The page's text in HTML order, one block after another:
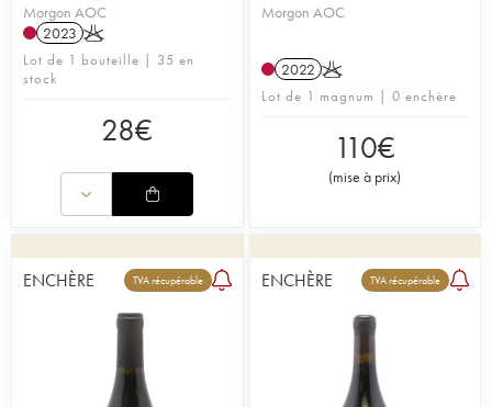
Morgon AOC
2023 K
Lot de 1 bouteille | 35 en
stock
28€
Morgon AOC
2022 K
Lot de 1 magnum | 0 enchère
110€
(mise à prix)
ENCHÈRE TVA récupérable ENCHÈRE TVA récupérable